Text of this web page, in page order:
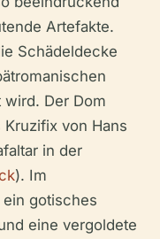
Artefakte.
Schädeldecke
Der Dom
von Hans
in der
). Im
gotisches
eine vergoldete